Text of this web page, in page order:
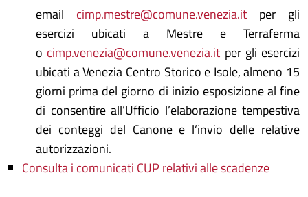
email cimp.mestre@comune.venezia.it per gli
esercizi ubicati a Mestre e Terraferma
o cimp.venezia@comune.venezia.it per gli esercizi
ubicati a Venezia Centro Storico e Isole, almeno 15
giorni prima del giorno di inizio esposizione al fine
di consentire all’Ufficio l’elaborazione tempestiva
dei conteggi del Canone e l’invio delle relative
autorizzazioni.
Consulta i comunicati CUP relativi alle scadenze